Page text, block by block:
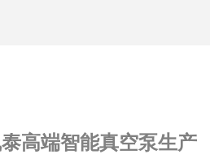
高端智能真空泵生产